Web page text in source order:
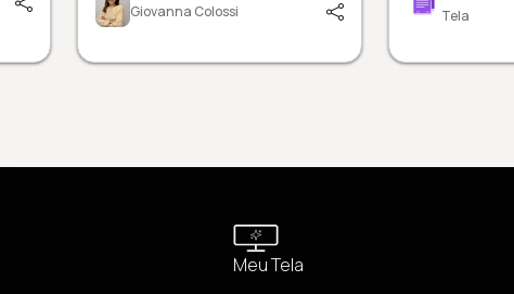
Giovanna Colossi
Tela
Meu Tela